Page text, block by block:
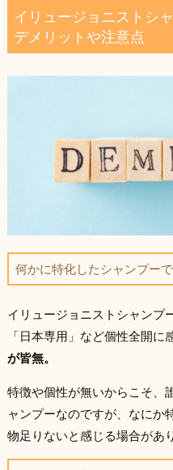
イリュージョニストシ
デメリットや注意点
何かに特化したシャンプー
イリュージョニストシャンプ
「日本専用」など個性全開に
が皆無。
特徴や個性が無いからこそ、
ャンプーなのですが、なにか
物足りないと感じる場合があ